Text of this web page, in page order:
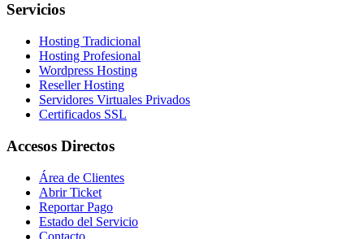
Servicios
Hosting Tradicional
Hosting Profesional
Wordpress Hosting
Reseller Hosting
Servidores Virtuales Privados
Certificados SSL
Accesos Directos
Área de Clientes
Abrir Ticket
Reportar Pago
Estado del Servicio
Contacto